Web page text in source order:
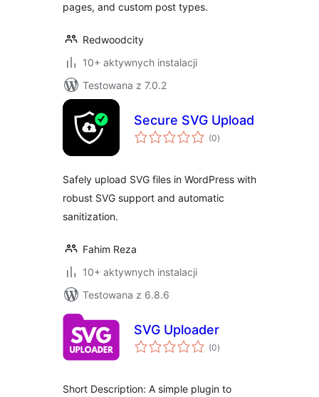
pages, and custom post types.
Redwoodcity
10+ aktywnych instalacji
Testowana z 7.0.2
Secure SVG Upload
(0wszystkich
ocen
)
Safely upload SVG files in WordPress with
robust SVG support and automatic
sanitization.
Fahim Reza
10+ aktywnych instalacji
Testowana z 6.8.6
SVG Uploader
(0wszystkich
ocen
)
Short Description: A simple plugin to